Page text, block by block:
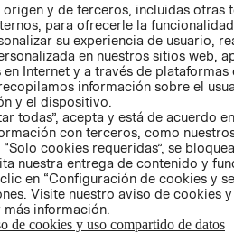
AVISO DE
PRIVACIDAD
GIFT CARD
AVISO DE
COOKIES
y de terceros, incluidas otras
para ofrecerle la
su experiencia de usuario,
en nuestros sitios web,
Internet y a través de plataformas
información sobre el
y el dispositivo.
todas”, acepta y está de acuerdo
con terceros, como
cookies requeridas”, se
nuestra entrega de contenido y
en “Configuración de cookies y
Visite nuestro aviso de cookies
información.
de cookies y uso compartido de datos